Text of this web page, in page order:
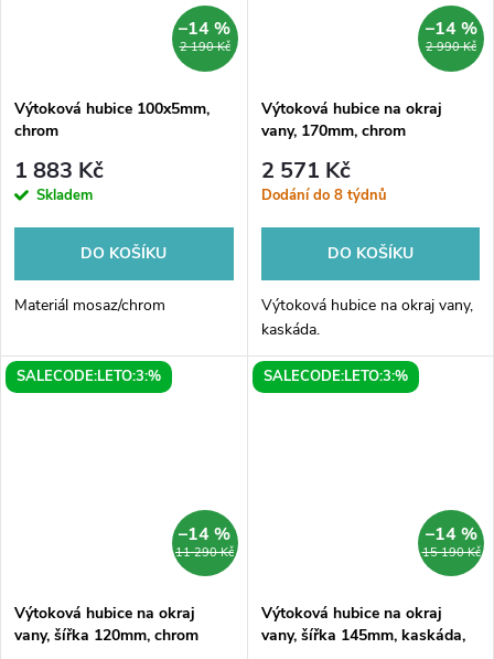
2 190 Kč
–14 %
Výtoková hubice 100x5mm,
chrom
1 883 Kč
Skladem
DO KOŠÍKU
Materiál mosaz/chrom
2 990 Kč
–14 %
Výtoková hubice na okraj
vany, 170mm, chrom
2 571 Kč
Dodání do 8 týdnů
DO KOŠÍKU
Výtoková hubice na okraj vany,
kaskáda.
SALECODE:LETO:3:%
11 290 Kč
–14 %
Výtoková hubice na okraj
vany, šířka 120mm, chrom
SALECODE:LETO:3:%
15 190 Kč
–14 %
Výtoková hubice na okraj
vany, šířka 145mm, kaskáda,